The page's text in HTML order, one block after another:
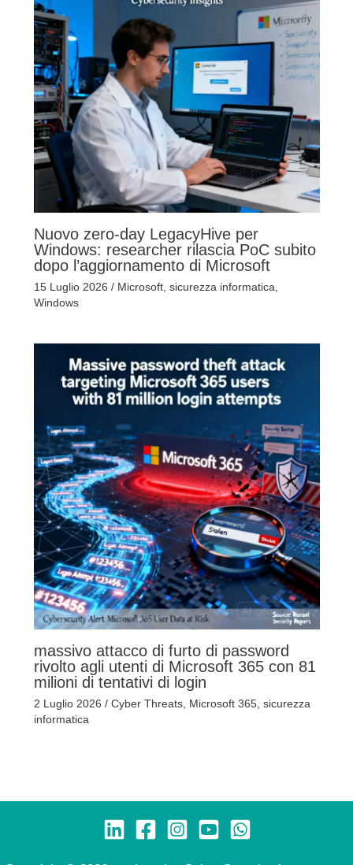
Nuovo zero-day LegacyHive per
Windows: researcher rilascia PoC subito
dopo l’aggiornamento di Microsoft
15 Luglio 2026 / Microsoft, sicurezza informatica,
Windows
massivo attacco di furto di password
rivolto agli utenti di Microsoft 365 con 81
milioni di tentativi di login
2 Luglio 2026 / Cyber Threats, Microsoft 365, sicurezza
informatica